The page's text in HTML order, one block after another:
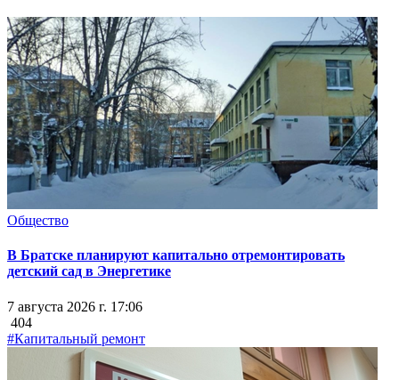
Общество
В Братске планируют капитально отремонтировать
детский сад в Энергетике
7 августа 2026 г. 17:06
404
#Капитальный ремонт